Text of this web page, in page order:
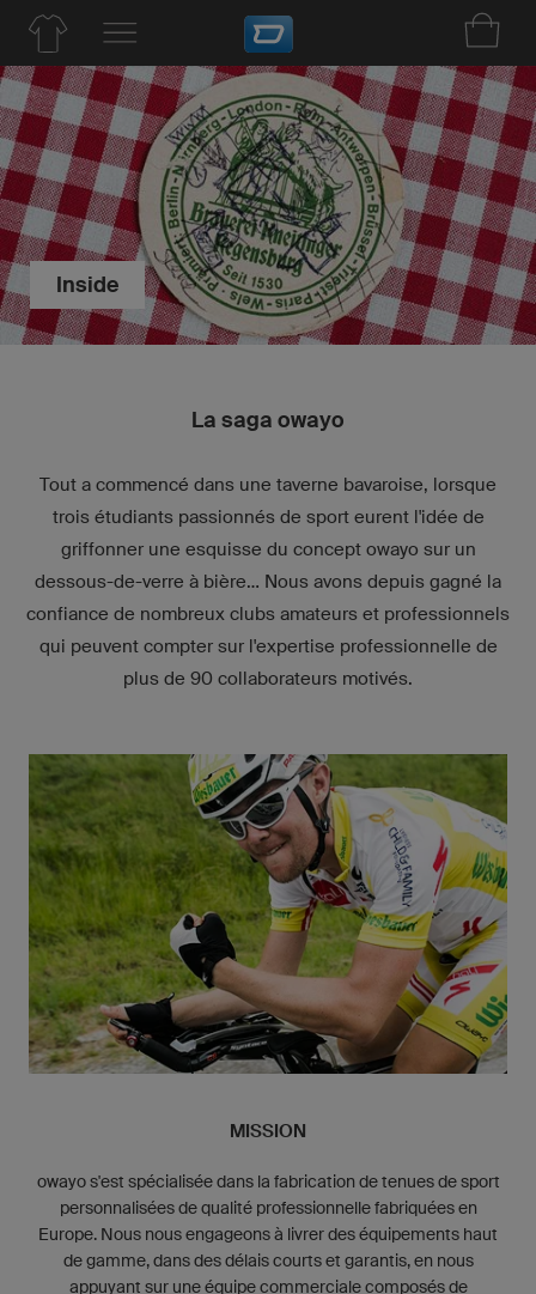
Inside
La saga owayo
Tout a commencé dans une taverne bavaroise, lorsque
trois étudiants passionnés de sport eurent l'idée de
griffonner une esquisse du concept owayo sur un
dessous-de-verre à bière... Nous avons depuis gagné la
confiance de nombreux clubs amateurs et professionnels
qui peuvent compter sur l'expertise professionnelle de
plus de 90 collaborateurs motivés.
MISSION
owayo s'est spécialisée dans la fabrication de tenues de sport
personnalisées de qualité professionnelle fabriquées en
Europe. Nous nous engageons à livrer des équipements haut
de gamme, dans des délais courts et garantis, en nous
appuyant sur une équipe commerciale composés de